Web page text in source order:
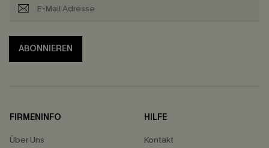
ABONNIEREN
FIRMENINFO
Über Uns
HILFE
Kontakt